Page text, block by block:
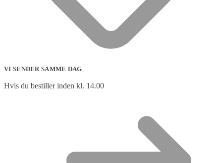
VI SENDER SAMME DAG
Hvis du bestiller inden kl. 14.00